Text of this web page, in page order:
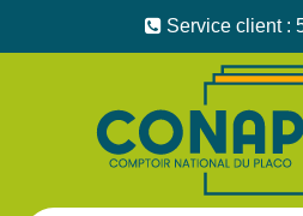
Service client :